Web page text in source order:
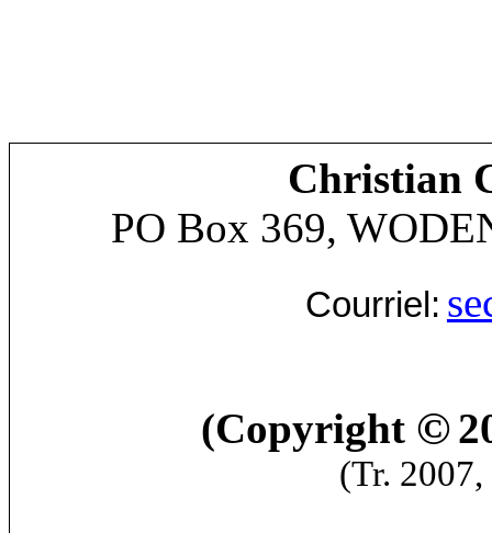
Christian
PO Box 369,
Courriel:
(Copyright ©
(Tr.